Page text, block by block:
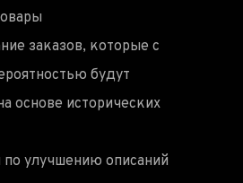
заказов, которые с
будут
основе исторических
улучшению описаний